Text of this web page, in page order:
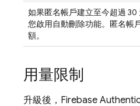
如果匿名帳戶建立至今超過
您啟用自動刪除功能。匿名帳
額。
用量限制
升級後， Firebase